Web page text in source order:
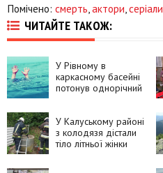
Помічено: смерть актори серіали
ЧИТАЙТЕ ТАКОЖ:
У Рівному в
каркасному басейні
потонув однорічний
У Калуському районі
з колодязя дістали
тіло літньої жінки